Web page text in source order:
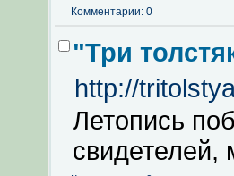
Комментарии: 0
"Три
http://
Летопись
свидетелей,